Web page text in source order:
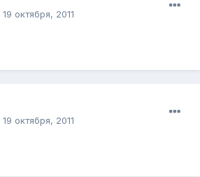
19 октября, 2011
19 октября, 2011